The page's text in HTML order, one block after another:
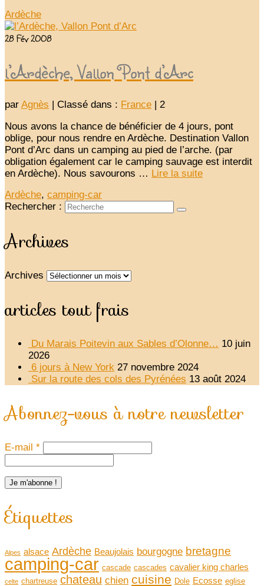
Ardèche
28Fév 2008
l’Ardèche, Vallon Pont d’Arc
par Agnès Classé dans : France
2
Nous avons la chance de bénéficier de 4 jours, pont
oblige, pour nous rendre en Ardèche. Destination Vallon
Pont d’Arc dans un camping au pied de l’arche. (par
obligation également car le camping sauvage est interdit
en Ardèche). Nous savourons … Lire la suite­­
Ardèche, camping-car
Rechercher :
Archives
Archives
articles tout frais
Du Marais Poitevin aux Sables d’Olonne… 10 juin
2026
6 jours à New York 27 novembre 2024
Sur la route des cols des Pyrénées 13 août 2024
Abonnez-vous à notre newsletter
E-mail *
Étiquettes
Alpes alsace Ardèche Beaujolais bourgogne bretagne
camping-car cascade cascades cavalier king charles
celte chartreuse chateau chien cuisine Dole Ecosse eglise